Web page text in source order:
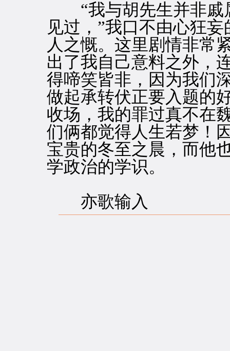
“我与胡先生并非戚
见过，”我口不由心狂
人之慨。这里剧情非常
出了我自己意料之外，
得啼笑皆非，因为我们
做起承转伏正要入题的
收场，我的罪过真不在
们俩都觉得人生若梦！
宝贵的冬至之晨，而他
学政治的学识。
亦歌输入